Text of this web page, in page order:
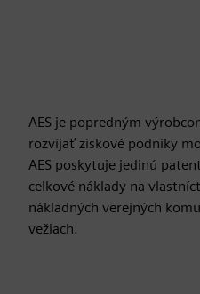
AES je popredným
rozvíjať ziskové podniky
AES poskytuje jedinú
celkové náklady na
nákladných verejných
vežiach.